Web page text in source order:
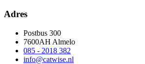
Adres
Postbus 300
7600AH Almelo
085 - 2018 382
info@catwise.nl